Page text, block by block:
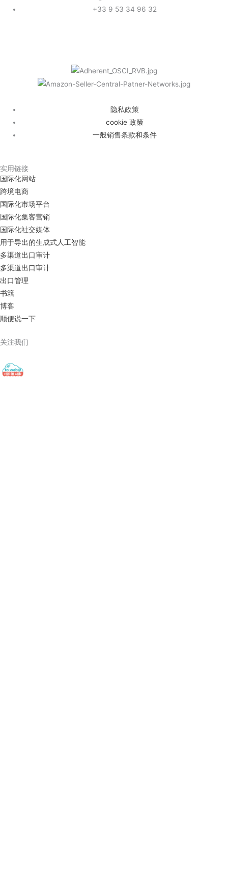
+33 9 53 34 96 32
隐私政策
cookie 政策
一般销售条款和条件
实用链接
国际化网站
跨境电商
国际化市场平台
国际化集客营销
国际化社交媒体
用于导出的生成式人工智能
多渠道出口审计
多渠道出口审计
出口管理
书籍
博客
顺便说一下
关注我们